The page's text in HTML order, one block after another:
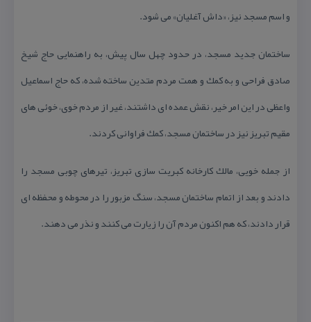
و اسم مسجد نیز، «داش آغلیان» می شود.
ساختمان جدید مسجد، در حدود چهل سال پیش، به راهنمایی حاج شیخ
صادق فراحی و به كمك و همت مردم متدین ساخته شده، كه حاج اسماعیل
واعظی در این امر خیر، نقش عمده ای داشتند، غیر از مردم خوی، خوئی های
مقیم تبریز نیز در ساختمان مسجد، كمك فراوانی كردند.
از جمله خویی، مالك كارخانه كبریت سازی تبریز، تیرهای چوبی مسجد را
دادند و بعد از اتمام ساختمان مسجد، سنگ مزبور را در محوطه و محفظه ای
قرار دادند، كه هم اكنون مردم آن را زیارت می كنند و نذر می دهند.